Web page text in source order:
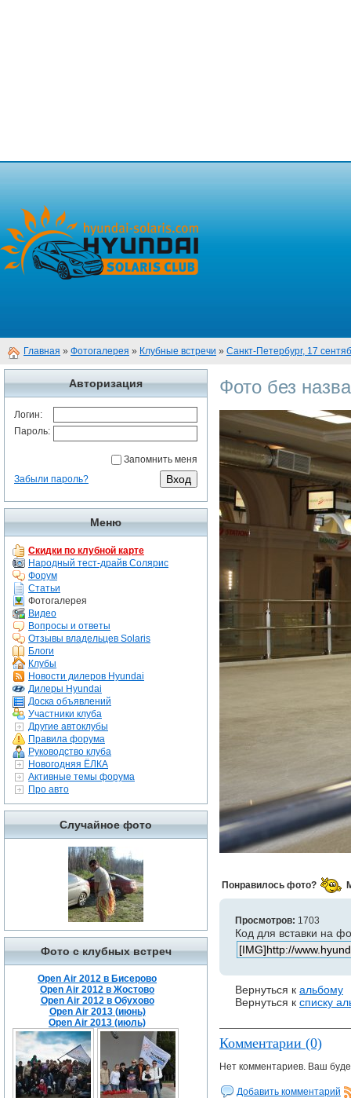
Главная » Фотогалерея » Клубные встречи » Санкт-Петербург, 17
Авторизация
Логин:
Пароль:
Запомнить меня
Забыли пароль?
Меню
Скидки по клубной карте
Народный тест-драйв Солярис
Форум
Статьи
Фотогалерея
Видео
Вопросы и ответы
Отзывы владельцев Solaris
Блоги
Клубы
Новости дилеров Hyundai
Дилеры Hyundai
Доска объявлений
Участники клуба
Другие автоклубы
Правила форума
Руководство клуба
Новогодняя ЁЛКА
Активные темы форума
Про авто
Случайное фото
Фото с клубных встреч
Open Air 2012 в Бисерово
Open Air 2012 в Жостово
Open Air 2012 в Обухово
Open Air 2013 (июнь)
Open Air 2013 (июль)
Фото без
Понравилось фото?
Просмотров: 1703
Код для вставки на
Вернуться к альбому
Вернуться к списку
Комментарии (0)
Нет комментариев. Ваш
Добавить комментарий